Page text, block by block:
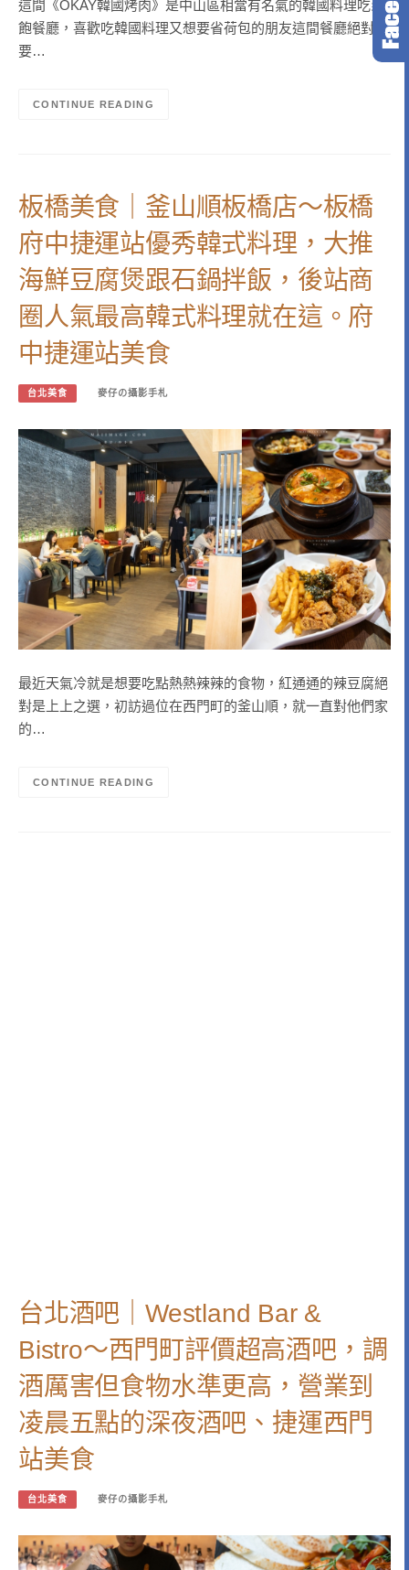
這間《OKAY韓國烤肉》是中山區相當有名氣的韓國料理吃到
飽餐廳，喜歡吃韓國料理又想要省荷包的朋友這間餐廳絕對
要…
CONTINUE READING
板橋美食｜釜山順板橋店～板橋
府中捷運站優秀韓式料理，大推
海鮮豆腐煲跟石鍋拌飯，後站商
圈人氣最高韓式料理就在這。府
中捷運站美食
台北美食 麥仔の攝影手札
最近天氣冷就是想要吃點熱熱辣辣的食物，紅通通的辣豆腐絕
對是上上之選，初訪過位在西門町的釜山順，就一直對他們家
的…
CONTINUE READING
台北酒吧｜Westland Bar &
Bistro～西門町評價超高酒吧，調
酒厲害但食物水準更高，營業到
凌晨五點的深夜酒吧、捷運西門
站美食
台北美食 麥仔の攝影手札